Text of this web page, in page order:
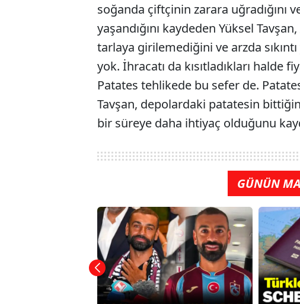
soğanda çiftçinin zarara uğradığını
yaşandığını kaydeden Yüksel
tarlaya girilemediğini ve arzda
yok. İhracatı da kısıtladıkları halde
Patates tehlikede bu sefer de.
Tavşan, depolardaki patatesin
bir süreye daha ihtiyaç olduğunu
GÜNÜN